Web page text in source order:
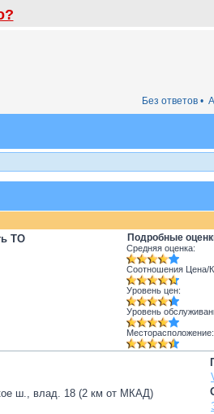
Без ответов •
ТО
Подробные
Средняя оценка:
Соотношения Цена/
Уровень цен:
Уровень
Месторасположение:
ш., влад. 18 (2 км от МКАД)